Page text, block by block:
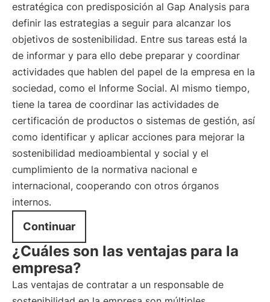
estratégica con predisposición al Gap Analysis para
definir las estrategias a seguir para alcanzar los
objetivos de sostenibilidad. Entre sus tareas está la
de informar y para ello debe preparar y coordinar
actividades que hablen del papel de la empresa en la
sociedad, como el Informe Social. Al mismo tiempo,
tiene la tarea de coordinar las actividades de
certificación de productos o sistemas de gestión, así
como identificar y aplicar acciones para mejorar la
sostenibilidad medioambiental y social y el
cumplimiento de la normativa nacional e
internacional, cooperando con otros órganos
internos.
Continuar
¿Cuáles son las ventajas para la
empresa?
Las ventajas de contratar a un responsable de